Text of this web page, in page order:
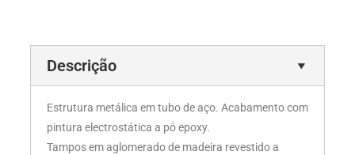
Descrição
Estrutura metálica em tubo de aço. Acabamento com
pintura electrostática a pó epoxy.
Tampos em aglomerado de madeira revestido a